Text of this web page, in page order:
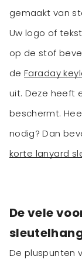
gemaakt van
Uw logo of
op de stof
deFaraday
uit. Deze heeft
beschermt.
nodig? Dan
korte lanyard
De vele
De pluspunten